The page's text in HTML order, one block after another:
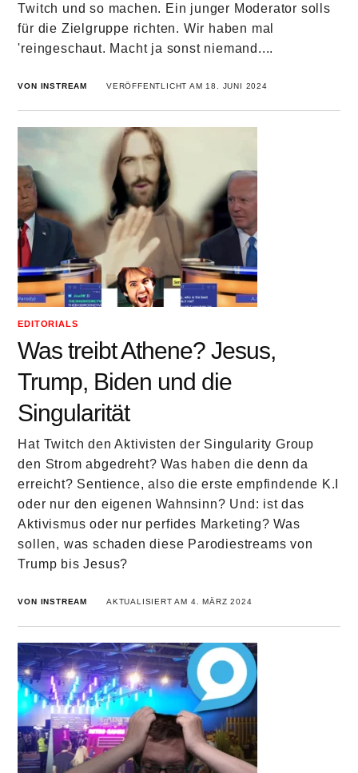
Twitch und so machen. Ein junger Moderator solls
für die Zielgruppe richten. Wir haben mal
'reingeschaut. Macht ja sonst niemand....
VON INSTREAM VERÖFFENTLICHT AM 18. JUNI 2024
EDITORIALS
Was treibt Athene? Jesus,
Trump, Biden und die
Singularität
Hat Twitch den Aktivisten der Singularity Group
den Strom abgedreht? Was haben die denn da
erreicht? Sentience, also die erste empfindende K.I
oder nur den eigenen Wahnsinn? Und: ist das
Aktivismus oder nur perfides Marketing? Was
sollen, was schaden diese Parodiestreams von
Trump bis Jesus?
VON INSTREAM AKTUALISIERT AM 4. MÄRZ 2024